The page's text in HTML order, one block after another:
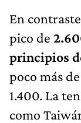
En
pico de
principios
poco más
1.400. La
como